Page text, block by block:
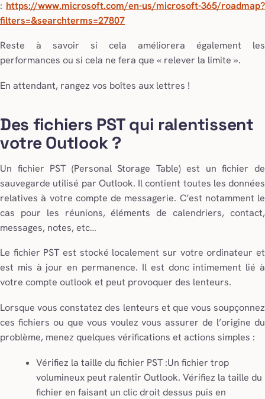
: https://www.microsoft.com/en-us/microsoft-365/roadmap?
filters=&searchterms=27807
Reste à savoir si cela améliorera également les
performances ou si cela ne fera que « relever la limite ».
En attendant, rangez vos boîtes aux lettres !
Des fichiers PST qui ralentissent
votre Outlook ?
Un fichier PST (Personal Storage Table) est un fichier de
sauvegarde utilisé par Outlook. Il contient toutes les données
relatives à votre compte de messagerie. C’est notamment le
cas pour les réunions, éléments de calendriers, contact,
messages, notes, etc…
Le fichier PST est stocké localement sur votre ordinateur et
est mis à jour en permanence. Il est donc intimement lié à
votre compte outlook et peut provoquer des lenteurs.
Lorsque vous constatez des lenteurs et que vous soupçonnez
ces fichiers ou que vous voulez vous assurer de l’origine du
problème, menez quelques vérifications et actions simples :
Vérifiez la taille du fichier PST :Un fichier trop
volumineux peut ralentir Outlook. Vérifiez la taille du
fichier en faisant un clic droit dessus puis en